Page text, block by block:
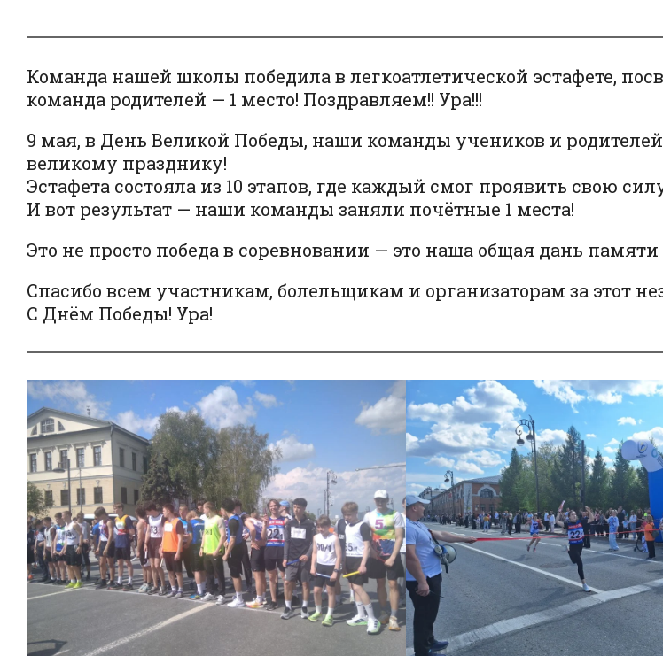
Команда нашей школы победила в легкоатлетической эстафете,
команда родителей — 1 место! Поздравляем!! Ура!!!
9 мая, в День Великой Победы, наши команды учеников и
великому празднику!
Эстафета состояла из 10 этапов, где каждый смог проявить свою
И вот результат — наши команды заняли почётные 1 места!
Это не просто победа в соревновании — это наша общая дань
Спасибо всем участникам, болельщикам и организаторам за этот
С Днём Победы! Ура!